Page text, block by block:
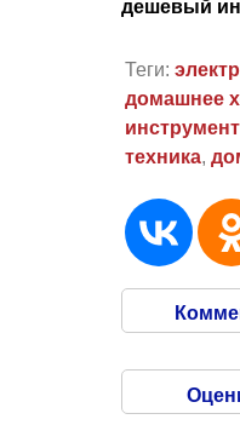
дешевый
Теги:
домашнее
техника,